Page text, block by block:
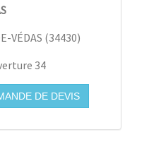
VÉDAS (34430)
34
DE DEVIS